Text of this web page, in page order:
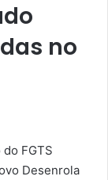
no
FGTS
Desenrola